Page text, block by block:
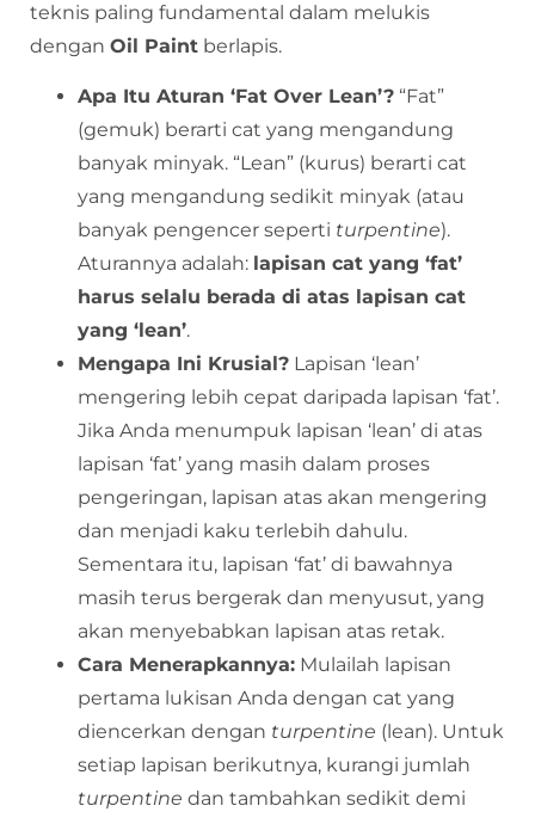
teknis paling fundamental dalam melukis
dengan Oil Paint berlapis.
Apa Itu Aturan ‘Fat Over Lean’? “Fat”
(gemuk) berarti cat yang mengandung
banyak minyak. “Lean” (kurus) berarti cat
yang mengandung sedikit minyak (atau
banyak pengencer seperti turpentine).
Aturannya adalah: lapisan cat yang ‘fat’
harus selalu berada di atas lapisan cat
yang ‘lean’.
Mengapa Ini Krusial? Lapisan ‘lean’
mengering lebih cepat daripada lapisan ‘fat’.
Jika Anda menumpuk lapisan ‘lean’ di atas
lapisan ‘fat’ yang masih dalam proses
pengeringan, lapisan atas akan mengering
dan menjadi kaku terlebih dahulu.
Sementara itu, lapisan ‘fat’ di bawahnya
masih terus bergerak dan menyusut, yang
akan menyebabkan lapisan atas retak.
Cara Menerapkannya: Mulailah lapisan
pertama lukisan Anda dengan cat yang
diencerkan dengan turpentine (lean). Untuk
setiap lapisan berikutnya, kurangi jumlah
turpentine dan tambahkan sedikit demi